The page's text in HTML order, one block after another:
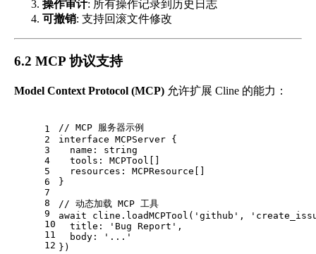
操作审计: 所有操作记录到历史日志
可撤销: 支持回滚文件修改
6.2 MCP 协议支持
Model Context Protocol (MCP) 允许扩展 Cline 的能力：
1
2
3
4
5
6
7
8
9
10
11
12
// MCP 服务器示例
interface MCPServer {
name : string
tools : MCPTool
resources : MCPResource
}
// 动态加载 MCP 工具
await cline. loadMCPTool ( 'github' ,
title : 'Bug Report' ,
body :
'...'
})